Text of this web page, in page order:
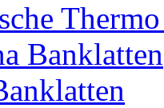
Banklatten